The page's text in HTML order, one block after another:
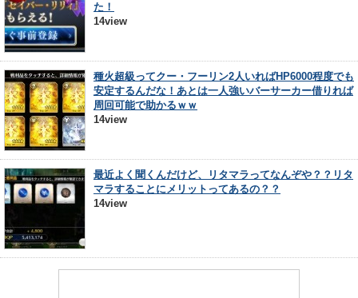
た！
14view
種火超級ってクー・フーリン2人いればHP6000程度でも
安定するんだな！あとは一人強いバーサーカー借りれば
周回可能で助かるｗｗ
14view
最近よく聞くんだけど、リタマラってなんぞや？？リタ
マラすることにメリットってあるの？？
14view